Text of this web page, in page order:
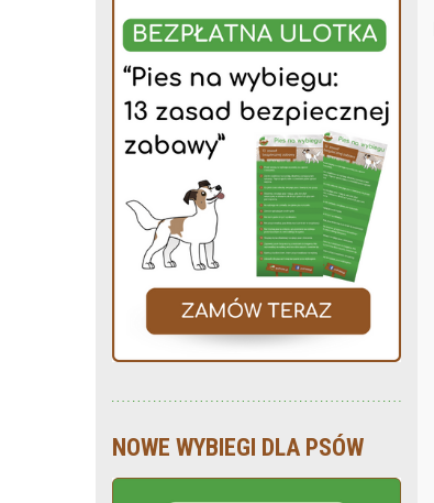
NOWE WYBIEGI DLA PSÓW